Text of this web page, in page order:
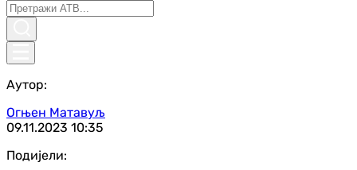
Аутор:
Огњен Матавуљ
09.11.2023 10:35
Подијели: